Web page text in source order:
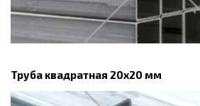
Труба квадратная 20х20 мм